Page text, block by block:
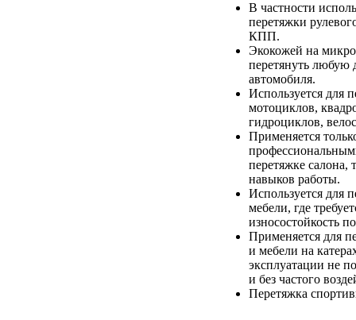
В частности
перетяжки
КПП.
Экокожей на
перетянуть любую
автомобиля.
Используется для
мотоциклов,
гидроциклов,
Применяется
перетяжке салона,
навыков работы.
Используется для
мебели, где
износостойкость
Применяется для
и мебели на
эксплуатации не
и без частого
Перетяжка